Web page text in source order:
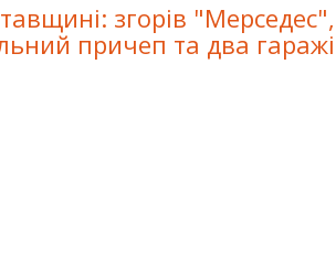
згорів "Мерседес",
причеп та два гаражі